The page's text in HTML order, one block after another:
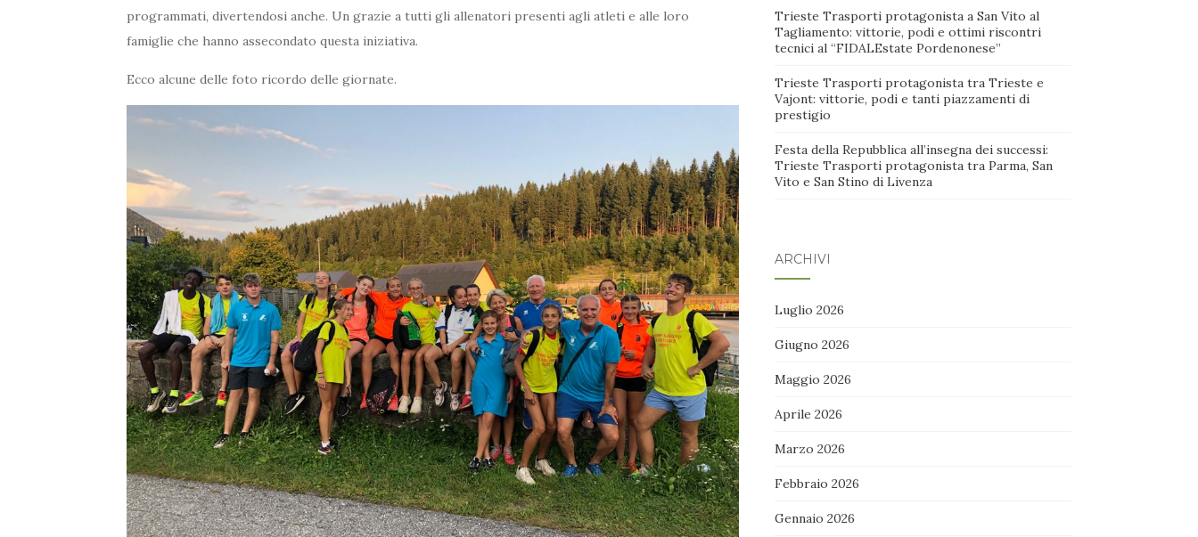
programmati, divertendosi anche. Un grazie a tutti gli allenatori presenti agli atleti e alle loro
famiglie che hanno assecondato questa iniziativa.
Ecco alcune delle foto ricordo delle giornate.
Trieste Trasporti protagonista a San Vito al
Tagliamento: vittorie, podi e ottimi riscontri
tecnici al “FIDALEstate Pordenonese”
Trieste Trasporti protagonista tra Trieste e
Vajont: vittorie, podi e tanti piazzamenti di
prestigio
Festa della Repubblica all’insegna dei successi:
Trieste Trasporti protagonista tra Parma, San
Vito e San Stino di Livenza
ARCHIVI
Luglio 2026
Giugno 2026
Maggio 2026
Aprile 2026
Marzo 2026
Febbraio 2026
Gennaio 2026